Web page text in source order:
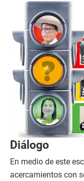
Diálogo
En medio de este
acercamientos con